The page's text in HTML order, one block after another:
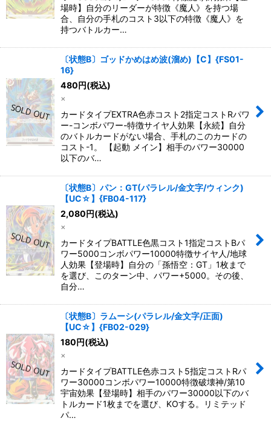
場時】自分のリーダーが特徴《魔人》を持つ場
合、自分の手札のコスト3以下の特徴《魔人》を
持つバトルカー…
〔状態B〕ゴッドかめはめ波(溜め)【C】{FS01-
16}
480 円(税込)
×
カードタイプEXTRA色赤コスト2指定コストRパワ
ー-コンボパワー-特徴サイヤ人効果【永続】自分
のバトルカードがない場合、手札のこのカードの
コスト-1。 【起動 メイン】相手のパワー30000
以下のバ…
〔状態B〕パン：GT(パラレル/金文字/ウィンク)
【UC☆】{FB04-117}
2,080 円(税込)
×
カードタイプBATTLE色黒コスト1指定コストBパ
ワー5000コンボパワー10000特徴サイヤ人/地球
人効果【登場時】自分の「孫悟空：GT」1枚まで
を選び、このターン中、パワー+5000。その後、
自分…
〔状態B〕ラムーシ(パラレル/金文字/正面)
【UC☆】{FB02-029}
180 円(税込)
×
カードタイプBATTLE色赤コスト5指定コストRパ
ワー30000コンボパワー10000特徴破壊神/第10
宇宙効果【登場時】相手のパワー30000以下のバ
トルカード1枚までを選び、KOする。リミテッド
パ…